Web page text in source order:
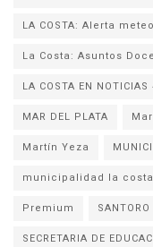
LA COSTA: Alerta
La Costa: Asuntos
LA COSTA EN NOTICIAS
MAR DEL PLATA
Martín Yeza
municipalidad la costa
Premium
SANTORO
SECRETARIA DE